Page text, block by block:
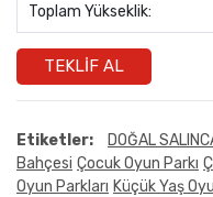
Toplam Yükseklik:
TEKLIF AL
Etiketler: DOĞAL
Bahçesi Çocuk Oyun Parkı
Oyun Parkları Küçük Yaş